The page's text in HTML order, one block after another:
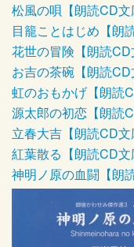
松風の唄【朗読CD
目籠ことはじめ【朗
花世の冒険【朗読
お吉の茶碗【朗読
虹のおもかげ【朗読
源太郎の初恋【朗読
立春大吉【朗読CD
紅葉散る【朗読CD
神明ノ原の血闘【朗